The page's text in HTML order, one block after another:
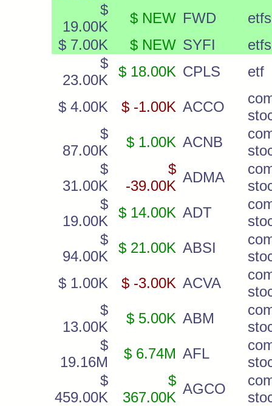
$
19.00K
$ NEW FWD
etfs
$ 7.00K
$ NEW SYFI
etfs
$
23.00K
$ 18.00K CPLS etf
$ 4.00K $ -1.00K ACCO
$
87.00K
$ 1.00K ACNB
$
31.00K
$
-39.00K
ADMA
$
19.00K
$ 14.00K ADT
$
94.00K
$ 21.00K ABSI
$ 1.00K
$ -3.00K ACVA
$
13.00K
$ 5.00K ABM
$
19.16M
$ 6.74M AFL
$
459.00K
$
367.00K
AGCO